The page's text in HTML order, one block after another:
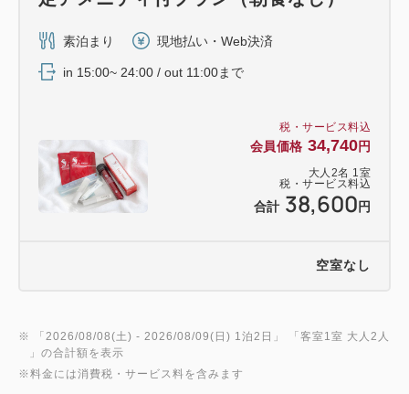
税・サービス料込
会員価格 34,740円
大人 2名 1 室
税・サービス料込
合計 38,600 円
素泊まり 現地払い・Web決済
in 15:00~ 24:00 / out 11:00まで
空室なし
※ 「 2026/08/08(土) - 2026/08/09(日) 1泊2日 」 「客室1室 大人2人
」の合計額を表示
※料金には消費税・サービス料を含みます